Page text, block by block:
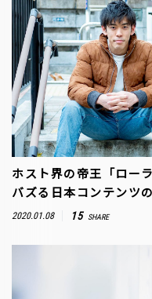
ホスト界の帝王「ロー
バズる日本コンテンツ
2020.01.08 15 SHARE